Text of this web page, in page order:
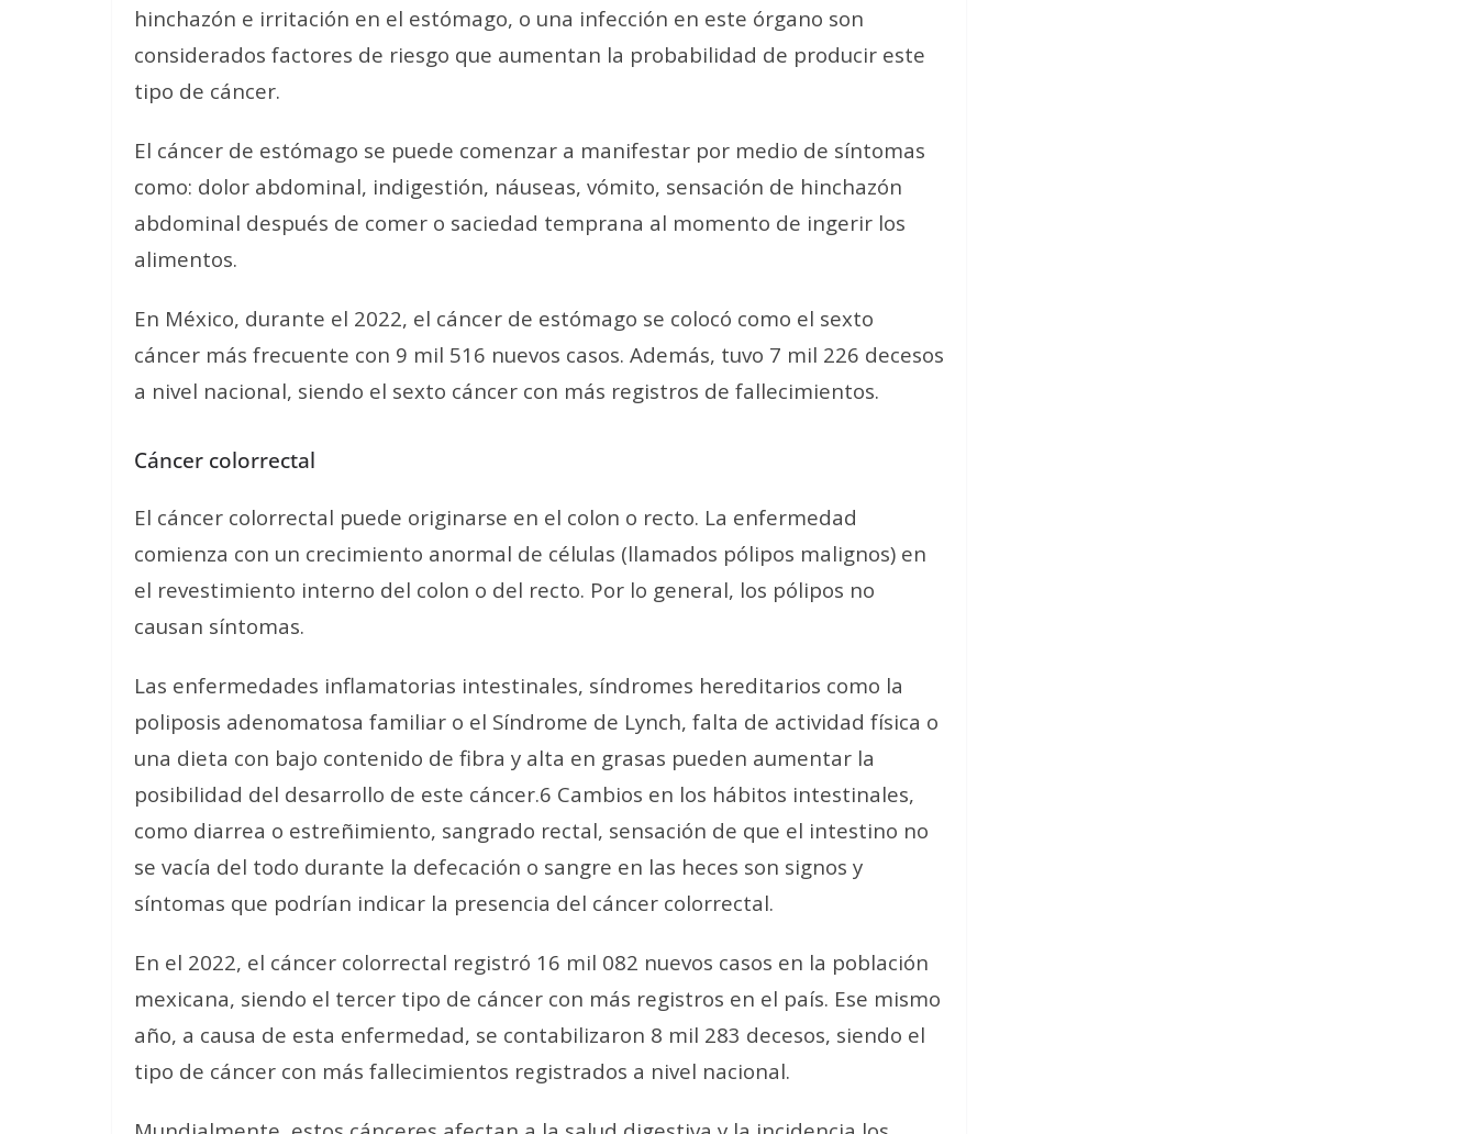
hinchazón e irritación en el estómago, o una infección en este órgano son
considerados factores de riesgo que aumentan la probabilidad de producir este
tipo de cáncer.
El cáncer de estómago se puede comenzar a manifestar por medio de síntomas
como: dolor abdominal, indigestión, náuseas, vómito, sensación de hinchazón
abdominal después de comer o saciedad temprana al momento de ingerir los
alimentos.
En México, durante el 2022, el cáncer de estómago se colocó como el sexto
cáncer más frecuente con 9 mil 516 nuevos casos. Además, tuvo 7 mil 226 decesos
a nivel nacional, siendo el sexto cáncer con más registros de fallecimientos.
Cáncer colorrectal
El cáncer colorrectal puede originarse en el colon o recto. La enfermedad
comienza con un crecimiento anormal de células (llamados pólipos malignos) en
el revestimiento interno del colon o del recto. Por lo general, los pólipos no
causan síntomas.
Las enfermedades inflamatorias intestinales, síndromes hereditarios como la
poliposis adenomatosa familiar o el Síndrome de Lynch, falta de actividad física o
una dieta con bajo contenido de fibra y alta en grasas pueden aumentar la
posibilidad del desarrollo de este cáncer.6 Cambios en los hábitos intestinales,
como diarrea o estreñimiento, sangrado rectal, sensación de que el intestino no
se vacía del todo durante la defecación o sangre en las heces son signos y
síntomas que podrían indicar la presencia del cáncer colorrectal.
En el 2022, el cáncer colorrectal registró 16 mil 082 nuevos casos en la población
mexicana, siendo el tercer tipo de cáncer con más registros en el país. Ese mismo
año, a causa de esta enfermedad, se contabilizaron 8 mil 283 decesos, siendo el
tipo de cáncer con más fallecimientos registrados a nivel nacional.